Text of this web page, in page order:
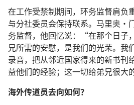
在工作受禁制期间，环务监督肩负
与分社委员会保持联系。马里奥·
务监督，他回忆说：“在那个日子
兄所需的安慰，是我们的光荣。我
录音，把从邻近国家得来的新书刊
益他们的经验；这一切给弟兄很大
海外传道员去向如何？